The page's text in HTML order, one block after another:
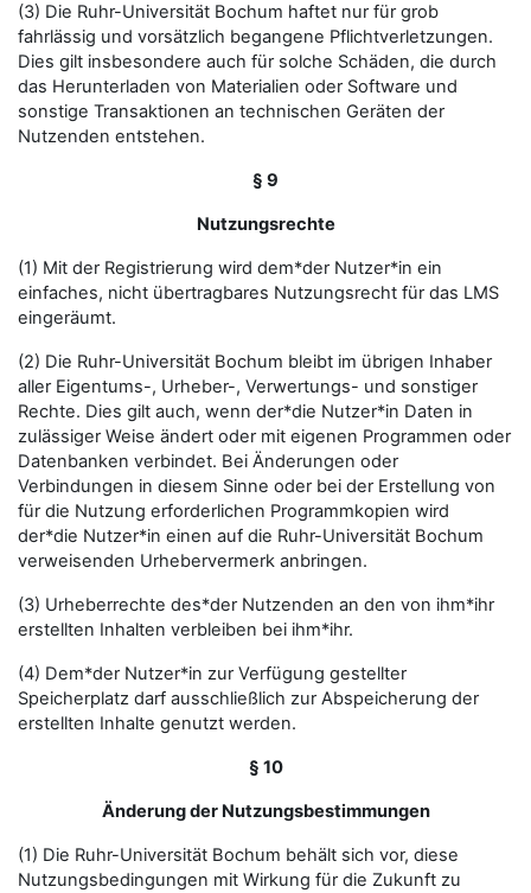
(3) Die Ruhr-Universität Bochum haftet nur für grob
fahrlässig und vorsätzlich begangene Pflichtverletzungen.
Dies gilt insbesondere auch für solche Schäden, die durch
das Herunterladen von Materialien oder Software und
sonstige Transaktionen an technischen Geräten der
Nutzenden entstehen.
§ 9
Nutzungsrechte
(1) Mit der Registrierung wird dem*der Nutzer*in ein
einfaches, nicht übertragbares Nutzungsrecht für das LMS
eingeräumt.
(2) Die Ruhr-Universität Bochum bleibt im übrigen Inhaber
aller Eigentums-, Urheber-, Verwertungs- und sonstiger
Rechte. Dies gilt auch, wenn der*die Nutzer*in Daten in
zulässiger Weise ändert oder mit eigenen Programmen oder
Datenbanken verbindet. Bei Änderungen oder
Verbindungen in diesem Sinne oder bei der Erstellung von
für die Nutzung erforderlichen Programmkopien wird
der*die Nutzer*in einen auf die Ruhr-Universität Bochum
verweisenden Urhebervermerk anbringen.
(3) Urheberrechte des*der Nutzenden an den von ihm*ihr
erstellten Inhalten verbleiben bei ihm*ihr.
(4) Dem*der Nutzer*in zur Verfügung gestellter
Speicherplatz darf ausschließlich zur Abspeicherung der
erstellten Inhalte genutzt werden.
§ 10
Änderung der Nutzungsbestimmungen
(1) Die Ruhr-Universität Bochum behält sich vor, diese
Nutzungsbedingungen mit Wirkung für die Zukunft zu